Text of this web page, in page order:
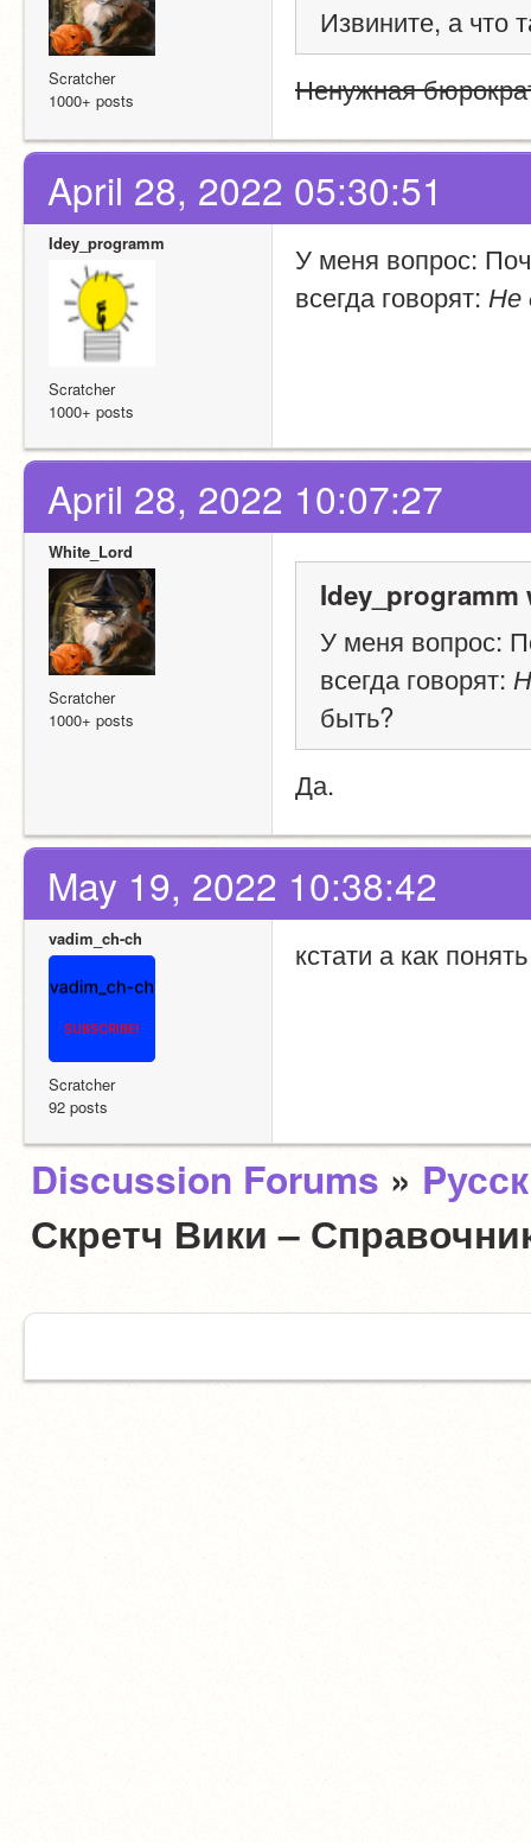
Scratcher
1000+ posts
Извините, а что
Ненужная
April 28, 2022 05:30:51
Idey_programm
Scratcher
1000+ posts
У меня вопрос:
всегда говорят: Не
April 28, 2022 10:07:27
White_Lord
Scratcher
1000+ posts
Idey_programm
У меня вопрос:
всегда говорят:
быть?
Да.
May 19, 2022 10:38:42
vadim_ch-ch
Scratcher
92 posts
кстати а как
Discussion Forums »
Скретч Вики –